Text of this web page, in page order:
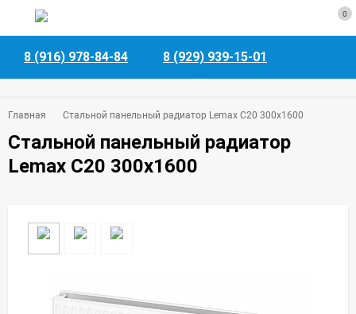
0
8 (916) 978-84-84 8 (929) 939-15-01
Главная Стальной панельный радиатор Lemax C20 300х1600
Стальной панельный радиатор
Lemax C20 300х1600